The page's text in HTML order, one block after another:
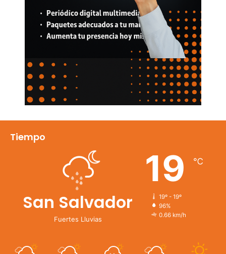
Tiempo
San Salvador
Fuertes Lluvias
19 ℃
19º - 19º
96%
0.66 km/h